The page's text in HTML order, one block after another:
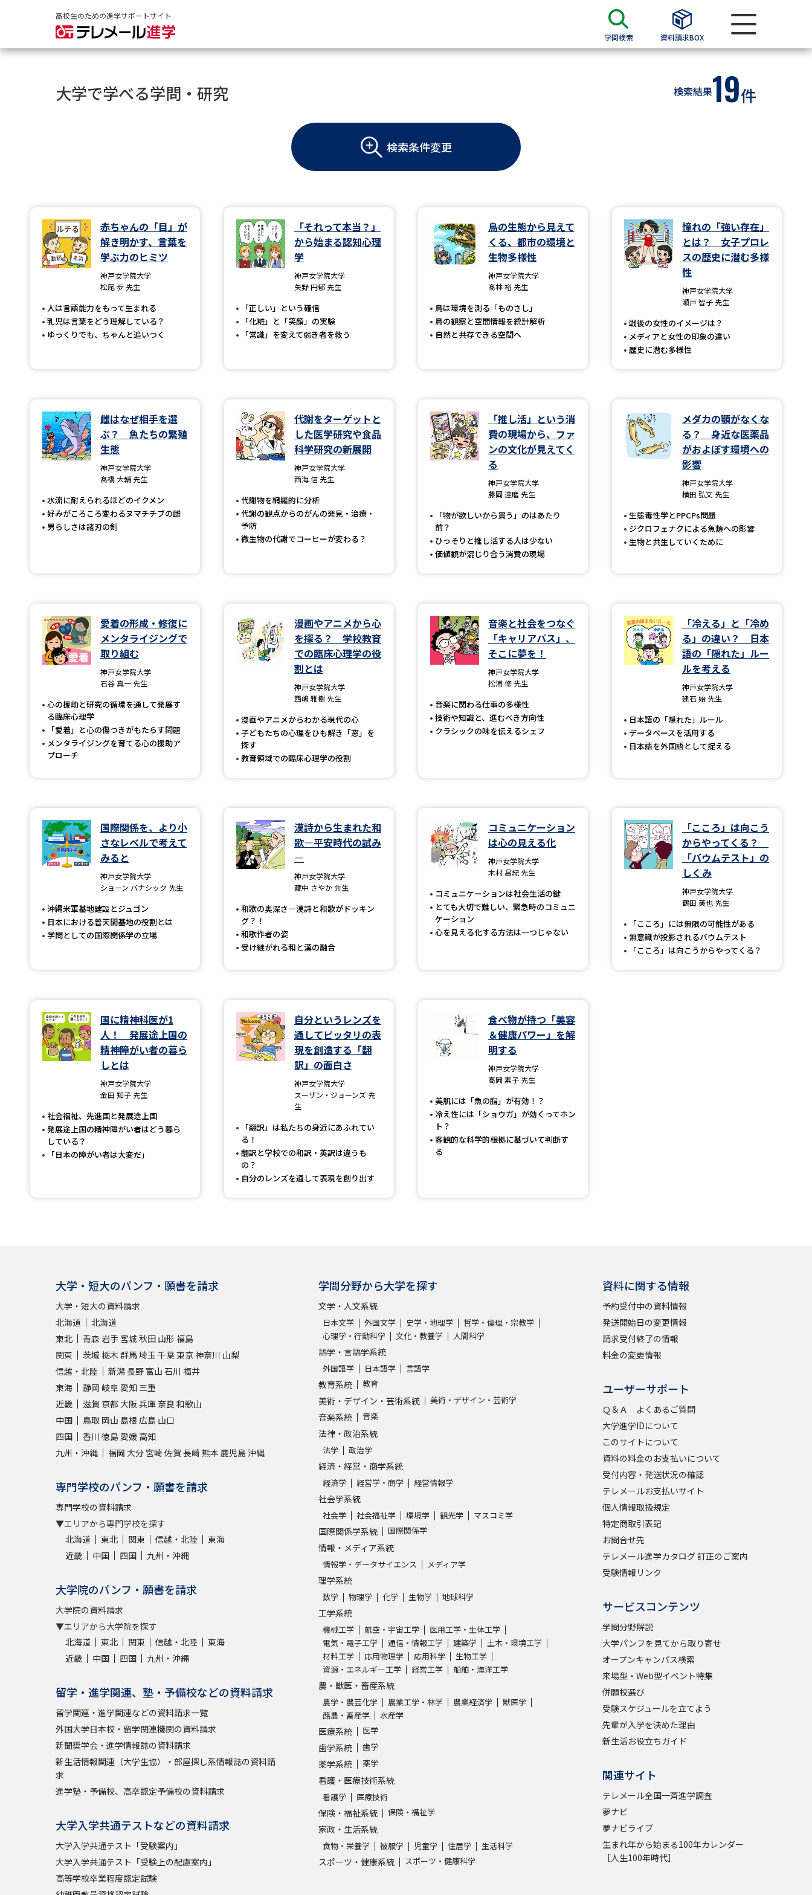
高校生のための進学サポートサイト
学問検索 資料請求BOX
大学・短大の資料種類から請求
大学パンフ
学部・学科パンフ
総合型選抜・学校推薦型選抜 募集要項＆願書
大学・短大以外の資料から請求
専門学校の資料請求 大学院の資料請求
留学・進学関連、塾・予備校
大学入学共通テスト「受験案内」の請求
高等学校卒業程度認定試験
幼稚園教員資格認定試験
小学校教員資格認定試験
高等学校（情報）教員資格認定試験
大学で学べる内容や特徴を調べる
新増設大学・学部・学科特集
奨学金・特待生制度特集
新学年スタート号特集ページ（高3生用）
新学年スタート号特集ページ（高2生用）
SELFBRAND特集ページ
オープンキャンパス検索
実施プログラムから探す
来場型・Web型イベント特集
夢ナビライブ
受験準備 資料検索
学問発見 学問検索
大学で学びたい学問発見
学問のミニ講義「夢ナビ講義」 学問の教科書 夢ナビライブ
資料の料金の
お支払いについて 受付内容・発送状況の確認
個人情報取扱規定
特定商取引表記
大学で学べる学問・研究 検索結果19件
検索条件変更
赤ちゃんの「目」が
解き明かす、言葉を
学ぶ力のヒミツ
神戸女学院大学
松尾 歩 先生
人は言語能力をもって生まれる
乳児は言葉をどう理解している？
ゆっくりでも、ちゃんと追いつく
「それって本当？」
から始まる認知心理
学
神戸女学院大学
矢野 円郁 先生
「正しい」という確信
「化粧」と「笑顔」の実験
「常識」を変えて弱き者を救う
鳥の生態から見えて
くる、都市の環境と
生物多様性
神戸女学院大学
髙林 裕 先生
鳥は環境を測る「ものさし」
鳥の観察と空間情報を統計解析
自然と共存できる空間へ
憧れの「強い存在」
とは？ 女子プロレ
スの歴史に潜む多様
性
神戸女学院大学
瀬戸 智子 先生
戦後の女性のイメージは？
メディアと女性の印象の違い
歴史に潜む多様性
雌はなぜ相手を選
ぶ？ 魚たちの繁殖
生態
神戸女学院大学
髙橋 大輔 先生
水流に耐えられるほどのイクメン
好みがころころ変わるヌマチチブの雌
男らしさは諸刃の剣
代謝をターゲットと
した医学研究や食品
科学研究の新展開
神戸女学院大学
西海 信 先生
代謝物を網羅的に分析
代謝の観点からのがんの発見・治療・
予防
微生物の代謝でコーヒーが変わる？
「推し活」という消
費の現場から、ファ
ンの文化が見えてく
る
神戸女学院大学
藤岡 達磨 先生
「物が欲しいから買う」のはあたり
前？
ひっそりと推し活する人は少ない
価値観が混じり合う消費の現場
メダカの顎がなくな
る？ 身近な医薬品
がおよぼす環境への
影響
神戸女学院大学
横田 弘文 先生
生態毒性学とPPCPs問題
ジクロフェナクによる魚類への影響
生物と共生していくために
愛着の形成・修復に
メンタライジングで
取り組む
神戸女学院大学
石谷 真一 先生
心の援助と研究の循環を通して発展す
る臨床心理学
「愛着」と心の傷つきがもたらす問題
メンタライジングを育てる心の援助ア
プローチ
漫画やアニメから心
を探る？ 学校教育
での臨床心理学の役
割とは
神戸女学院大学
西嶋 雅樹 先生
漫画やアニメからわかる現代の心
子どもたちの心理をひも解き「窓」を
探す
教育領域での臨床心理学の役割
音楽と社会をつなぐ
「キャリアパス」、
そこに夢を！
神戸女学院大学
松浦 修 先生
音楽に関わる仕事の多様性
技術や知識と、進むべき方向性
クラシックの味を伝えるシェフ
「冷える」と「冷め
る」の違い？ 日本
語の「隠れた」ルー
ルを考える
神戸女学院大学
建石 始 先生
日本語の「隠れた」ルール
データベースを活用する
日本語を外国語として捉える
国際関係を、より小
さなレベルで考えて
みると
神戸女学院大学
ショーン バナシック 先生
沖縄米軍基地建設とジュゴン
日本における普天間基地の役割とは
学問としての国際関係学の立場
漢詩から生まれた和
歌―平安時代の試み
―
神戸女学院大学
藏中 さやか 先生
和歌の奥深さ―漢詩と和歌がドッキン
グ？！
和歌作者の姿
受け継がれる和と漢の融合
コミュニケーション
は心の見える化
神戸女学院大学
木村 昌紀 先生
コミュニケーションは社会生活の鍵
とても大切で難しい、緊急時のコミュニ
ケーション
心を見える化する方法は一つじゃない
「こころ」は向こう
からやってくる？
「バウムテスト」の
しくみ
神戸女学院大学
鶴田 英也 先生
「こころ」には無限の可能性がある
無意識が投影されるバウムテスト
「こころ」は向こうからやってくる？
国に精神科医が1
人！ 発展途上国の
精神障がい者の暮ら
しとは
神戸女学院大学
金田 知子 先生
社会福祉、先進国と発展途上国
発展途上国の精神障がい者はどう暮ら
している？
「日本の障がい者は大変だ」
自分というレンズを
通してピッタリの表
現を創造する「翻
訳」の面白さ
神戸女学院大学
スーザン・ジョーンズ 先
生
「翻訳」は私たちの身近にあふれてい
る！
翻訳と学校での和訳・英訳は違うも
の？
自分のレンズを通して表現を創り出す
食べ物が持つ「美容
＆健康パワー」を解
明する
神戸女学院大学
高岡 素子 先生
美肌には「魚の脂」が有効！？
冷え性には「ショウガ」が効くってホン
ト？
客観的な科学的根拠に基づいて判断す
る
大学・短大のパンフ・願書を請求
大学・短大の資料請求
北海道
北海道
東北
青森 岩手 宮城 秋田 山形 福島
関東
茨城 栃木 群馬埼玉 千葉東京神奈川 山梨
信越・北陸
新潟長野 富山 石川 福井
東海
静岡 岐阜 愛知 三重
近畿
滋賀 京都 大阪兵庫奈良 和歌山
中国
鳥取 岡山 島根 広島 山口
四国
香川 徳島 愛媛 高知
九州・沖縄
福岡 大分 宮崎 佐賀 長崎 熊本 鹿児島沖縄
専門学校のパンフ・願書を請求
専門学校の資料請求
▼エリアから専門学校を探す
北海道
東北 関東 信越・北陸
東海
近畿
中国 四国 九州・沖縄
大学院のパンフ・願書を請求
大学院の資料請求
▼エリアから大学院を探す
北海道
東北 関東 信越・北陸
東海
近畿
中国 四国 九州・沖縄
留学・進学関連、塾・予備校などの資料請求
留学関連・進学関連などの資料請求一覧
外国大学日本校・留学関連機関の資料請求
新聞奨学会・進学情報誌の資料請求
新生活情報関連（大学生協）・部屋探し系情報誌の資料請
求
進学塾・予備校、高卒認定予備校の資料請求
大学入学共通テストなどの資料請求
大学入学共通テスト「受験案内」
大学入学共通テスト「受験上の配慮案内」
高等学校卒業程度認定試験
学問分野から大学を探す
文学・人文系統
日本文学 外国文学 史学・地理学
哲学・倫理・宗教学
心理学・行動科学
文化・教養学 人間科学
語学・言語学系統
外国語学 日本語学 言語学
教育系統 教育
美術・デザイン・芸術系統 美術・デザイン・芸術学
音楽系統 音楽
法律・政治系統
法学 政治学
経済・経営・商学系統
経済学 経営学・商学 経営情報学
社会学系統
社会学 社会福祉学 環境学 観光学 マスコミ学
国際関係学系統 国際関係学
情報・メディア系統
情報学・データサイエンス メディア学
理学系統
数学 物理学 化学 生物学 地球科学
工学系統
機械工学 航空・宇宙工学
医用工学・生体工学
電気・電子工学
通信・情報工学 建築学
土木・環境工学
材料工学
応用物理学 応用科学
生物工学
資源・エネルギー工学
経営工学 船舶・海洋工学
農・獣医・畜産系統
農学・農芸化学 農業工学・林学 農業経済学
獣医学
酪農・畜産学
水産学
医療系統 医学
歯学系統 歯学
薬学系統 薬学
看護・医療技術系統
看護学 医療技術
保険・福祉系統 保険・福祉学
家政・生活系統
食物・栄養学 被服学 児童学 住居学 生活科学
スポーツ・健康系統 スポーツ・健康科学
資料に関する情報
予約受付中の資料情報
発送開始日の変更情報
請求受付終了の情報
料金の変更情報
ユーザーサポート
Ｑ＆Ａ よくあるご質問
大学進学IDについて
このサイトについて
資料の料金のお支払いについて
受付内容・発送状況の確認
テレメールお支払いサイト
個人情報取扱規定
特定商取引表記
お問合せ先
テレメール進学カタログ 訂正のご案内
受験情報リンク
サービスコンテンツ
学問分野解説
大学パンフを見てから取り寄せ
オープンキャンパス検索
来場型・Web型イベント特集
併願校選び
受験スケジュールを立てよう
先輩が入学を決めた理由
新生活お役立ちガイド
関連サイト
テレメール全国一斉進学調査
夢ナビ
夢ナビライブ
生まれ年から始まる100年カレンダー
［人生100年時代］